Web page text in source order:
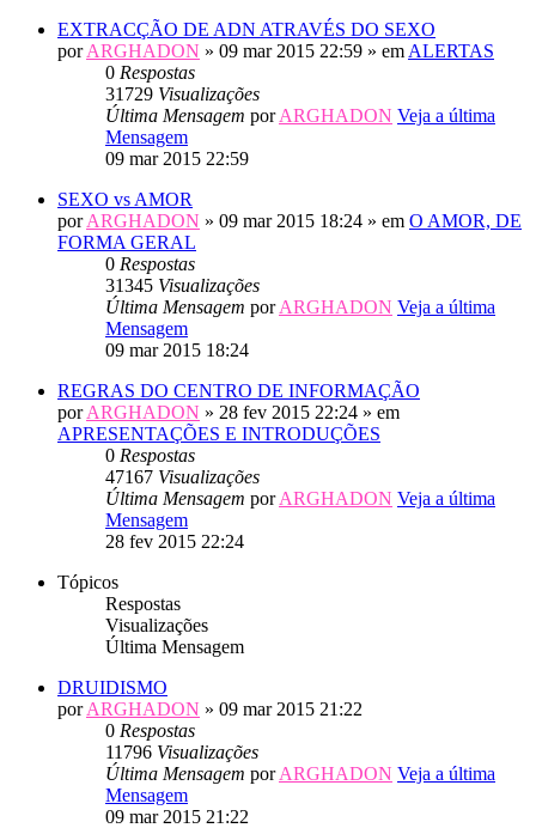
EXTRACÇÃO DE ADN ATRAVÉS DO SEXO
porARGHADON » 09 mar 2015 22:59 » em ALERTAS
0 Respostas
31729 Visualizações
Última Mensagem porARGHADON Veja a última
Mensagem
09 mar 2015 22:59
SEXO vs AMOR
porARGHADON » 09 mar 2015 18:24 » em O AMOR, DE
FORMA GERAL
0 Respostas
31345 Visualizações
Última Mensagem porARGHADON Veja a última
Mensagem
09 mar 2015 18:24
REGRAS DO CENTRO DE INFORMAÇÃO
porARGHADON » 28 fev 2015 22:24 » em
APRESENTAÇÕES E INTRODUÇÕES
0 Respostas
47167 Visualizações
Última Mensagem porARGHADON Veja a última
Mensagem
28 fev 2015 22:24
Tópicos
Respostas
Visualizações
Última Mensagem
DRUIDISMO
porARGHADON » 09 mar 2015 21:22
0 Respostas
11796 Visualizações
Última Mensagem porARGHADON Veja a última
Mensagem
09 mar 2015 21:22